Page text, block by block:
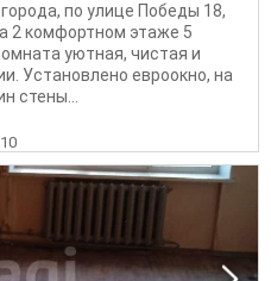
по улице Победы 18,
2 комфортном этаже 5
уютная, чистая и
Установлено евроокно, на
стены...